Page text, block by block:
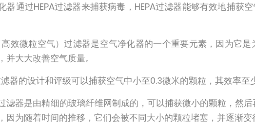
器通过HEPA过滤器来捕获病毒，HEPA过滤器能够有效地捕获
高效微粒空气）过滤器是空气净化器的一个重要元素，因为它
并大大改善空气质量。
器的设计和评级可以捕获空气中小至0.3微米的颗粒，其效率至
滤器是由精细的玻璃纤维网制成的，可以捕获微小的颗粒，然
因为随着时间的推移，它们会被不同大小的颗粒堵塞，并逐渐变